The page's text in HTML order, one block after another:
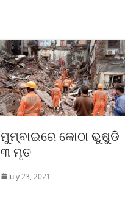
ମୁମ୍ବାଇରେ କୋଠା ଭୁଷୁଡି
୩ ମୃତ
July 23, 2021